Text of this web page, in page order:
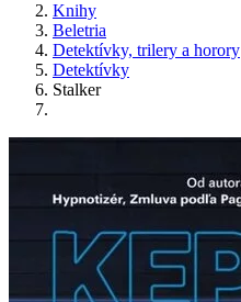
Knihy
Beletria
Detektívky, trilery a horory
Detektívky
Stalker